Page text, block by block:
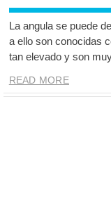
La angula se puede
a ello son conocidas
tan elevado y son
READ MORE